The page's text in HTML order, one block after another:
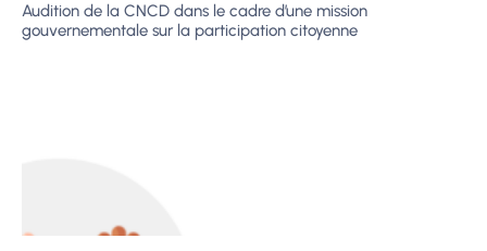
Audition de la CNCD dans le cadre d’une mission
gouvernementale sur la participation citoyenne